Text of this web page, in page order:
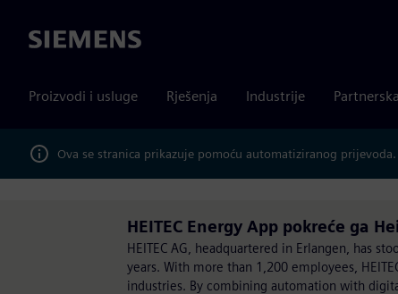
Siemens
Proizvodi i usluge Rješenja Industrije
Ova se stranica prikazuje pomoću automatiziranog prijevoda.
HEITEC Energy App pokreće ga
HEITEC AG, headquartered in Erlangen, has
years. With more than 1,200 employees,
industries. By combining automation with